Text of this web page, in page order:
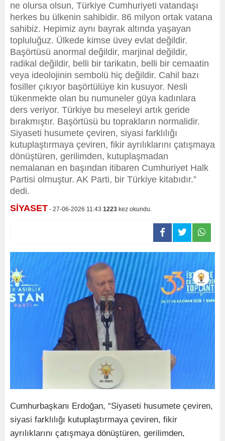
ne olursa olsun, Türkiye Cumhuriyeti vatandaşı
herkes bu ülkenin sahibidir. 86 milyon ortak vatana
sahibiz. Hepimiz aynı bayrak altında yaşayan
topluluğuz. Ülkede kimse üvey evlat değildir.
Başörtüsü anormal değildir, marjinal değildir,
radikal değildir, belli bir tarikatın, belli bir cemaatin
veya ideolojinin sembolü hiç değildir. Cahil bazı
fosiller çıkıyor başörtülüye kin kusuyor. Nesli
tükenmekte olan bu numuneler güya kadınlara
ders veriyor. Türkiye bu meseleyi artık geride
bırakmıştır. Başörtüsü bu toprakların normalidir.
Siyaseti husumete çeviren, siyasi farklılığı
kutuplaştırmaya çeviren, fikir ayrılıklarını çatışmaya
dönüştüren, gerilimden, kutuplaşmadan
nemalanan en başından itibaren Cumhuriyet Halk
Partisi olmuştur. AK Parti, bir Türkiye kitabıdır.”
dedi.
SİYASET - 27-06-2026 11:43 1223 kez okundu.
Cumhurbaşkanı Erdoğan, “Siyaseti husumete çeviren,
siyasi farklılığı kutuplaştırmaya çeviren, fikir
ayrılıklarını çatışmaya dönüştüren, gerilimden,